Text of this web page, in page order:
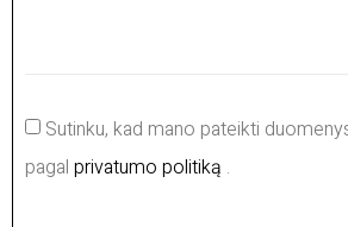
Sutinku, kad mano pateikti
pagal privatumo politiką .